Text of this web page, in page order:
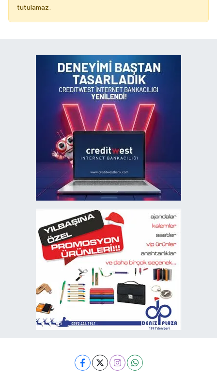
tutulamaz.